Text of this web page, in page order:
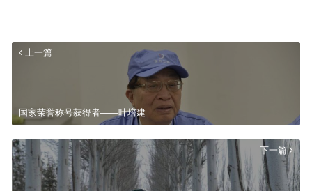
上一篇
国家荣誉称号获得者——叶培建
下一篇